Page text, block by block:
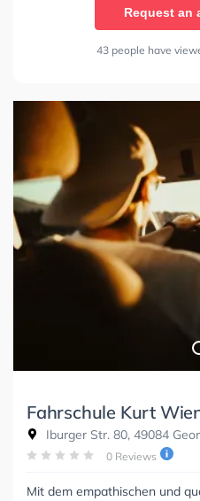
Request an
43 people have
Fahrschule Kurt
Iburger Str. 80, 49084
0 Reviews
Mit dem empathischen und